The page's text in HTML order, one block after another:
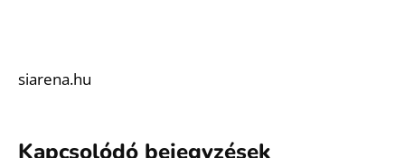
siarena.hu
Kapcsolódó bejegyzések